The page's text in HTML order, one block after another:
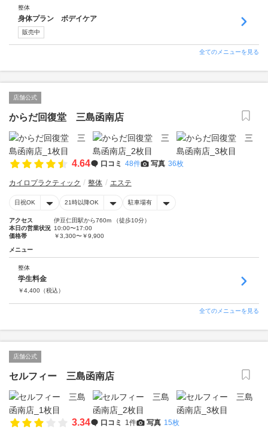
整体
身体プラン ボデイケア
販売中
全てのメニューを見る
店舗公式
からだ回復堂 三島函南店
4.64 口コミ 48件 写真 36枚
カイロプラクティック 整体 エステ
日祝OK 21時以降OK 駐車場有
アクセス
伊豆仁田駅から760m （徒歩10分）
本日の営業状況 10:00〜17:00
価格帯
￥3,300〜￥9,900
メニュー
整体
学生料金
￥4,400 （税込）
全てのメニューを見る
店舗公式
セルフィー 三島函南店
3.34 口コミ 1件 写真 15枚